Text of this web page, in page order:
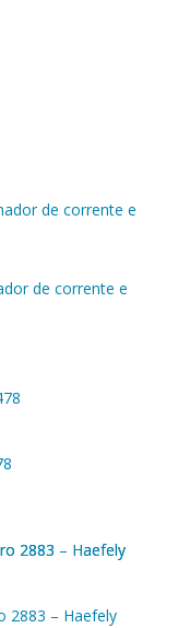
de corrente e
2883 – Haefely